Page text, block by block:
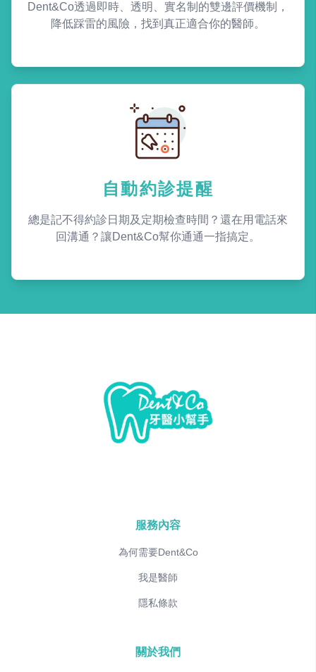
Dent&Co透過即時、透明、實名制的雙邊評價機制，
降低踩雷的風險，找到真正適合你的醫師。
自動約診提醒
總是記不得約診日期及定期檢查時間？還在用電話來
回溝通？讓Dent&Co幫你通通一指搞定。
服務內容
為何需要Dent&Co
我是醫師
隱私條款
關於我們